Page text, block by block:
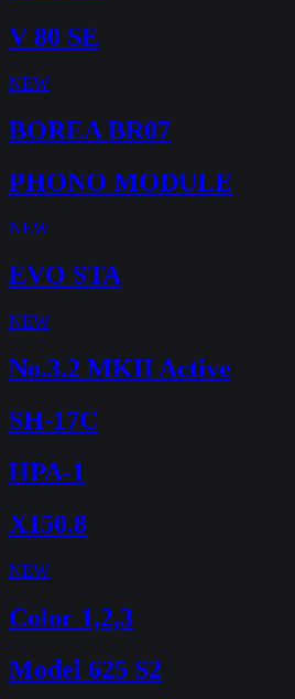
V 80 SE
NEW
BOREA BR07
PHONO MODULE
NEW
EVO STA
NEW
No.3.2 MKII Active
SH-17C
HPA-1
X150.8
NEW
Color 1,2,3
Model 625 S2